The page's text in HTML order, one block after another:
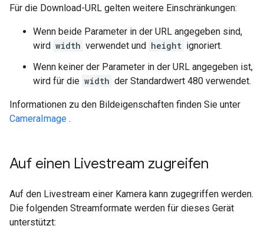
Für die Download-URL gelten weitere Einschränkungen:
Wenn beide Parameter in der URL angegeben sind,
wird width verwendet und height ignoriert.
Wenn keiner der Parameter in der URL angegeben ist,
wird für die width der Standardwert 480 verwendet.
Informationen zu den Bildeigenschaften finden Sie unter
CameraImage .
Auf einen Livestream zugreifen
Auf den Livestream einer Kamera kann zugegriffen werden.
Die folgenden Streamformate werden für dieses Gerät
unterstützt: